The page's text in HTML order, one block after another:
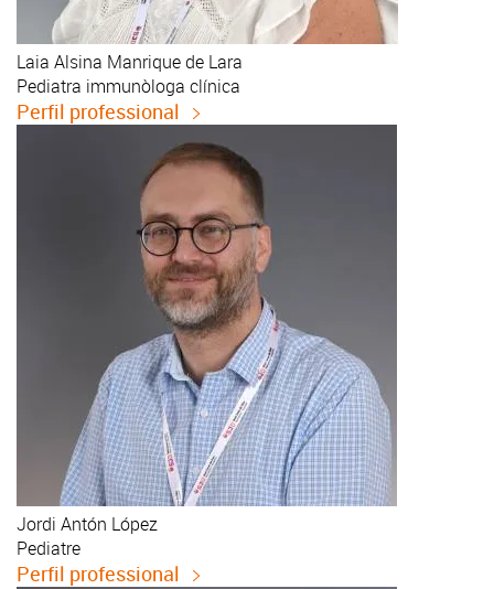
Laia Alsina Manrique de Lara
Pediatra immunòloga clínica
Perfil professional
Jordi Antón López
Pediatre
Perfil professional